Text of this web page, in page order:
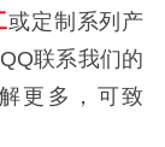
或定制系列产
联系我们的
更多，可致